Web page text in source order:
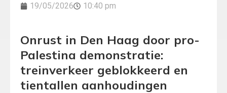
19/05/2026 10:40 pm
Onrust in Den Haag door pro-
Palestina demonstratie:
treinverkeer geblokkeerd en
tientallen aanhoudingen